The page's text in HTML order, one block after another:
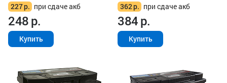
227р. при сдаче акб
248р.
Купить
362р. при сдаче акб
384р.
Купить